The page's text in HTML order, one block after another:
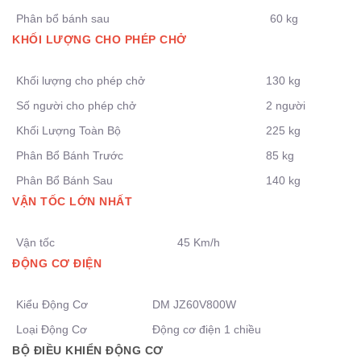
Phân bổ bánh sau
60 kg
KHỐI LƯỢNG CHO PHÉP CHỞ
Khối lượng cho phép chở
130 kg
Số người cho phép chở
2 người
Khối Lượng Toàn Bộ
225 kg
Phân Bổ Bánh Trước
85 kg
Phân Bổ Bánh Sau
140 kg
VẬN TỐC LỚN NHẤT
Vận tốc
45 Km/h
ĐỘNG CƠ ĐIỆN
Kiểu Động Cơ
DM JZ60V800W
Loại Động Cơ
Động cơ điện 1 chiều
BỘ ĐIỀU KHIỂN ĐỘNG CƠ